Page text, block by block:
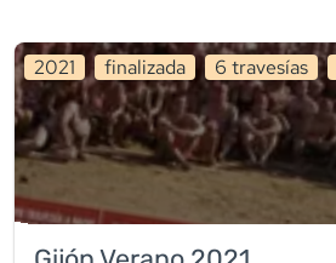
2021 finalizada 6 travesías